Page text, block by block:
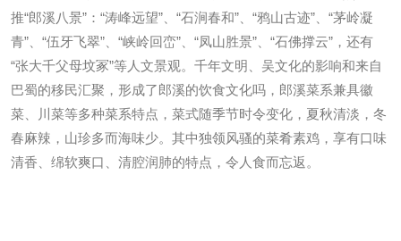
推“郎溪八景”：“涛峰远望”、“石涧春和”、“鸦山古迹”、“茅岭凝
青”、“伍牙飞翠”、“峡岭回峦”、“凤山胜景”、“石佛撑云”，还有
“张大千父母坟冢”等人文景观。千年文明、吴文化的影响和来自
巴蜀的移民汇聚，形成了郎溪的饮食文化吗，郎溪菜系兼具徽
菜、川菜等多种菜系特点，菜式随季节时令变化，夏秋清淡，冬
春麻辣，山珍多而海味少。其中独领风骚的菜肴素鸡，享有口味
清香、绵软爽口、清腔润肺的特点，令人食而忘返。